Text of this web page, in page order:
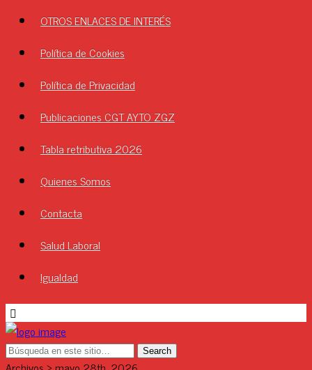
OTROS ENLACES DE INTERÉS
Política de Cookies
Política de Privacidad
Publicaciones CGT AYTO ZGZ
Tabla retributiva 2026
Quienes Somos
Contacta
Salud Laboral
Igualdad